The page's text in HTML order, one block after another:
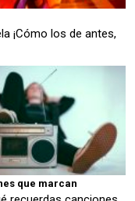
¡Cómo los de antes,
que marcan